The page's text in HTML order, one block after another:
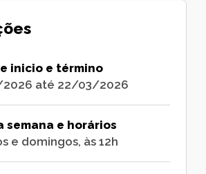
inicio e término
até 22/03/2026
semana e horários
e domingos, às 12h